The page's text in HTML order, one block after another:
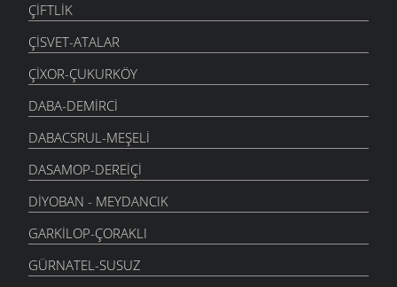
ÇIFTLIK
ÇISVET-ATALAR
ÇIXOR-ÇUKURKÖY
DABA-DEMIRCI
DABACSRUL-MEŞELI
DASAMOP-DEREIÇI
DIYOBAN - MEYDANCIK
GARKILOP-ÇORAKLI
GÜRNATEL-SUSUZ